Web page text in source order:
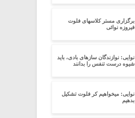
برگزاری مستر کلاسهای فلوت
فیروزه نوائی
نوایی: نوازندگان سازهای بادی، باید
شیوه درست تنفس را بدانند
نوایی: میخواهیم کر فلوت تشکیل
بدهیم